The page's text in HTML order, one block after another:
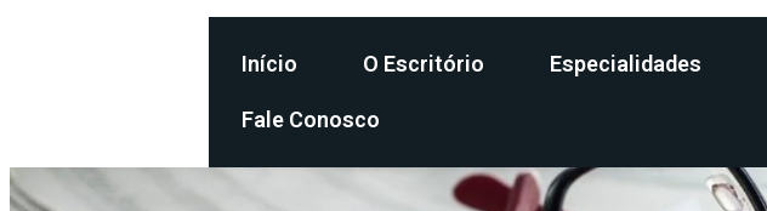
Início O Escritório Especialidades
Fale Conosco